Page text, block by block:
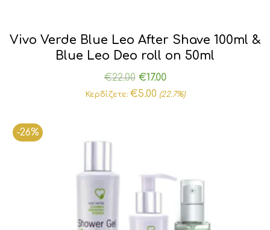
Vivo Verde Blue Leo After Shave 100ml &
Blue Leo Deo roll on 50ml
€22.00 Original
price
€17.00Η
τρέχουσα
Κερδίζετε: €5.00 (22.7%)
-26%